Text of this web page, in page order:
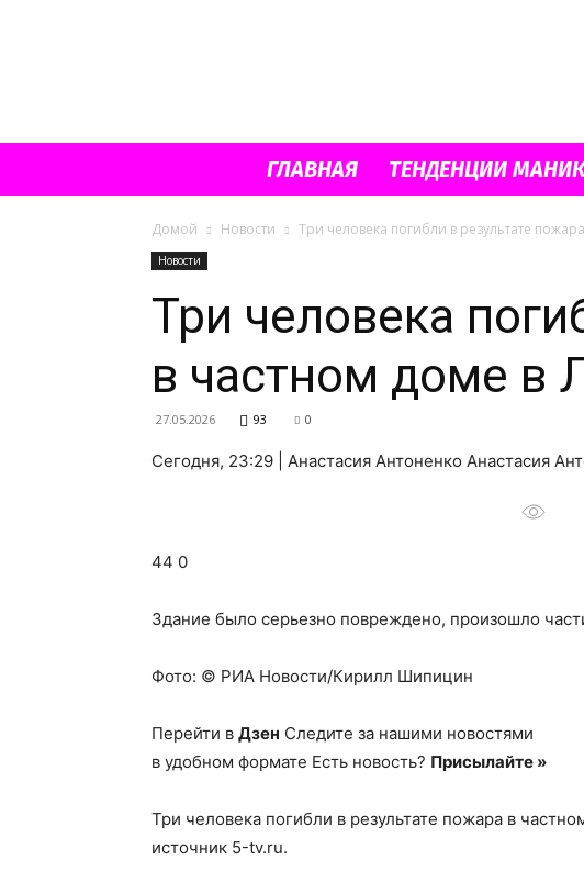
ГЛАВНАЯ ТЕНДЕНЦИИ
Домой Новости Три человека погибли в результате
Новости
Три человека
в частном доме в
27.05.2026 93 0
Сегодня, 23:29 | Анастасия Антоненко Анастасия
44 0
Здание было серьезно повреждено, произошло
Фото: © РИА Новости/Кирилл Шипицин
Перейти в Дзен Следите за нашими новостями
в удобном формате Есть новость? Присылайте »
Три человека погибли в результате пожара в
источник 5-tv.ru.